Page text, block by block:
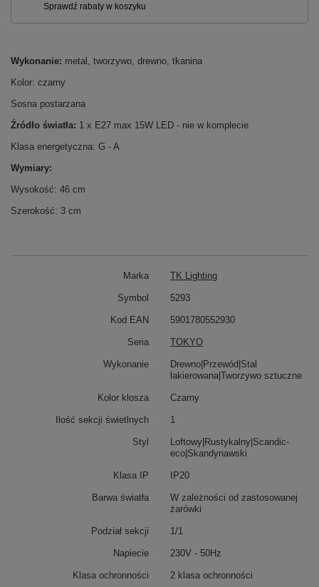
Wykonanie: metal, tworzywo, drewno, tkanina
Kolor: czarny
Sosna postarzana
Źródło światła: 1 x E27 max 15W LED - nie w komplecie
Klasa energetyczna: G - A
Wymiary:
Wysokość: 46 cm
Szerokość: 3 cm
Marka TK Lighting
Symbol 5293
Kod EAN 5901780552930
Seria TOKYO
Wykonanie
Drewno|Przewód|Stal
lakierowana|Tworzywo sztuczne
Kolor klosza Czarny
Ilość sekcji świetlnych 1
Styl
Loftowy|Rustykalny|Scandic-
eco|Skandynawski
Klasa IP IP20
Barwa światła
W zależności od zastosowanej
żarówki
Podział sekcji 1/1
Napiecie 230V - 50Hz
Klasa ochronności 2 klasa ochronności